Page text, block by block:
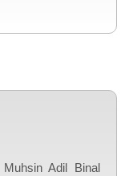
Adil Binal